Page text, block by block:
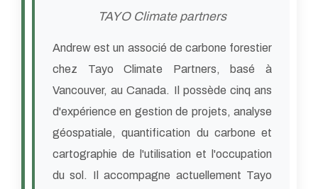
TAYO Climate partners
Andrew est un associé de carbone forestier
chez Tayo Climate Partners, basé à
Vancouver, au Canada. Il possède cinq ans
d'expérience en gestion de projets, analyse
géospatiale, quantification du carbone et
cartographie de l'utilisation et l'occupation
du sol. Il accompagne actuellement Tayo